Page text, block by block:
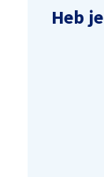
Heb